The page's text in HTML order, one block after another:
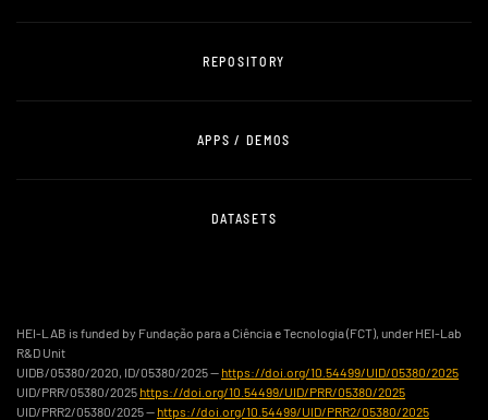
REPOSITORY
APPS / DEMOS
DATASETS
HEI-LAB is funded by Fundação para a Ciência e Tecnologia (FCT), under HEI-Lab
R&D Unit
UIDB/05380/2020, ID/05380/2025 — https://doi.org/10.54499/UID/05380/2025
UID/PRR/05380/2025 https://doi.org/10.54499/UID/PRR/05380/2025
UID/PRR2/05380/2025 — https://doi.org/10.54499/UID/PRR2/05380/2025